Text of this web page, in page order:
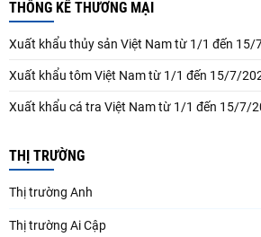
THỐNG KÊ THƯƠNG MẠI
Xuất khẩu thủy sản Việt Nam từ 1/1 đến 15/
Xuất khẩu tôm Việt Nam từ 1/1 đến 15/7/
Xuất khẩu cá tra Việt Nam từ 1/1 đến 15/7/
THỊ TRƯỜNG
Thị trường Anh
Thị trường Ai Cập